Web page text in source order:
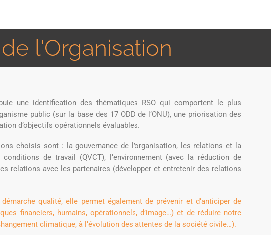
l'Organisation
une identification des thématiques RSO qui comportent le plus
public (sur la base des 17 ODD de l’ONU), une priorisation des
d’objectifs opérationnels évaluables.
choisis sont : la gouvernance de l’organisation, les relations et la
de travail (QVCT), l’environnement (avec la réduction de
relations avec les partenaires (développer et entretenir des relations
qualité, elle permet également de prévenir et d’anticiper de
financiers, humains, opérationnels, d’image…) et de réduire notre
climatique, à l’évolution des attentes de la société civile…).